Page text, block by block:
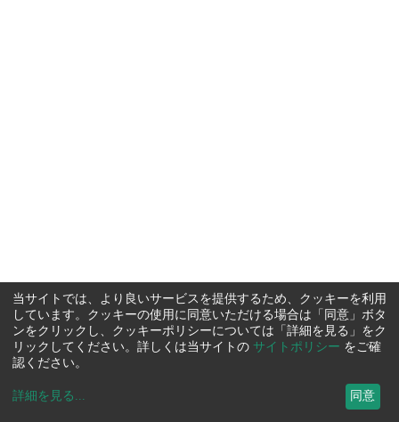
当サイトでは、より良いサービスを提供するため、クッキーを利用
しています。クッキーの使用に同意いただける場合は「同意」ボタ
ンをクリックし、クッキーポリシーについては「詳細を見る」をク
リックしてください。詳しくは当サイトの サイトポリシー をご確
認ください。
詳細を見る ... 同意